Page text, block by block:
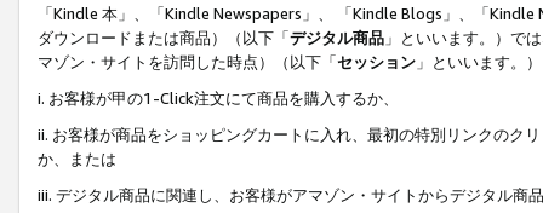
「Kindle 本」、「Kindle Newspapers」、 「Kindle Blogs」、「
ダウンロードまたは商品）（以下「デジタル商品 」といいます。）で
マゾン・サイトを訪問した時点）（以下「セッション 」といいます。
i. お客様が甲の1-Click注文にて商品を購入するか、
ii. お客様が商品をショッピングカートに入れ、最初の特別リンクのク
か、または
iii. デジタル商品に関連し、お客様がアマゾン・サイトからデジタル